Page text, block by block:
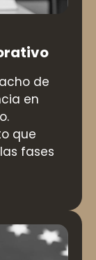
de
en
que
fases